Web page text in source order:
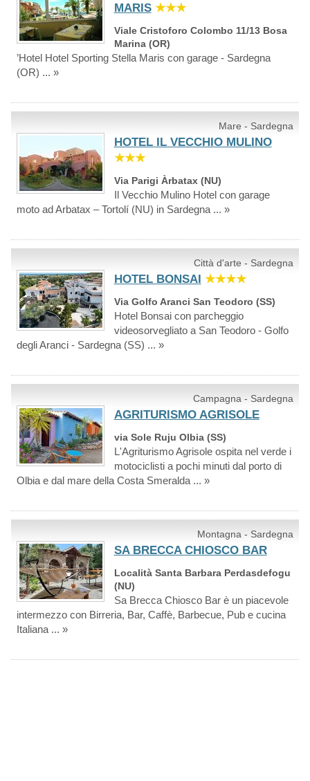
MARIS ★★★
Viale Cristoforo Colombo 11/13 Bosa
Marina (OR)
’Hotel Hotel Sporting Stella Maris con garage - Sardegna
(OR) ... »
Mare - Sardegna
HOTEL IL VECCHIO MULINO
★★★
Via Parigi Àrbatax (NU)
Il Vecchio Mulino Hotel con garage
moto ad Arbatax – Tortolí (NU) in Sardegna ... »
Città d'arte - Sardegna
HOTEL BONSAI ★★★★
Via Golfo Aranci San Teodoro (SS)
Hotel Bonsai con parcheggio
videosorvegliato a San Teodoro - Golfo
degli Aranci - Sardegna (SS) ... »
Campagna - Sardegna
AGRITURISMO AGRISOLE
via Sole Ruju Olbia (SS)
L'Agriturismo Agrisole ospita nel verde i
motociclisti a pochi minuti dal porto di
Olbia e dal mare della Costa Smeralda ... »
Montagna - Sardegna
SA BRECCA CHIOSCO BAR
Località Santa Barbara Perdasdefogu
(NU)
Sa Brecca Chiosco Bar è un piacevole
intermezzo con Birreria, Bar, Caffè, Barbecue, Pub e cucina
Italiana ... »